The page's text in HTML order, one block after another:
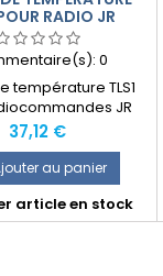
RADIO JR
0
température TLS1
JR
Prix
37,12 €
au panier
article en stock